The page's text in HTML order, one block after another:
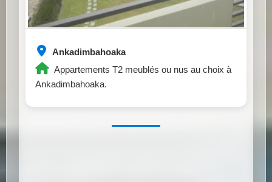
Ankadimbahoaka
Appartements T2 meublés ou nus au choix à
Ankadimbahoaka.